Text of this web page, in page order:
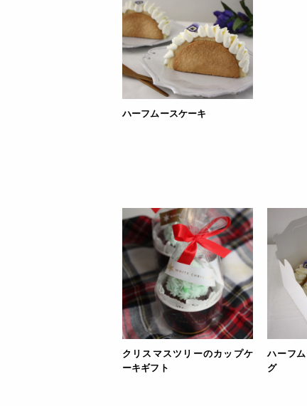
ハーフムースケーキ
クリスマスツリーのカップケ
ーキギフト
ハーフ
グ